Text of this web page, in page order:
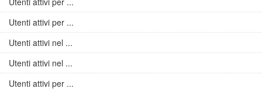
Utenti attivi per ...
Utenti attivi nel ...
Utenti attivi nel ...
Utenti attivi per ...